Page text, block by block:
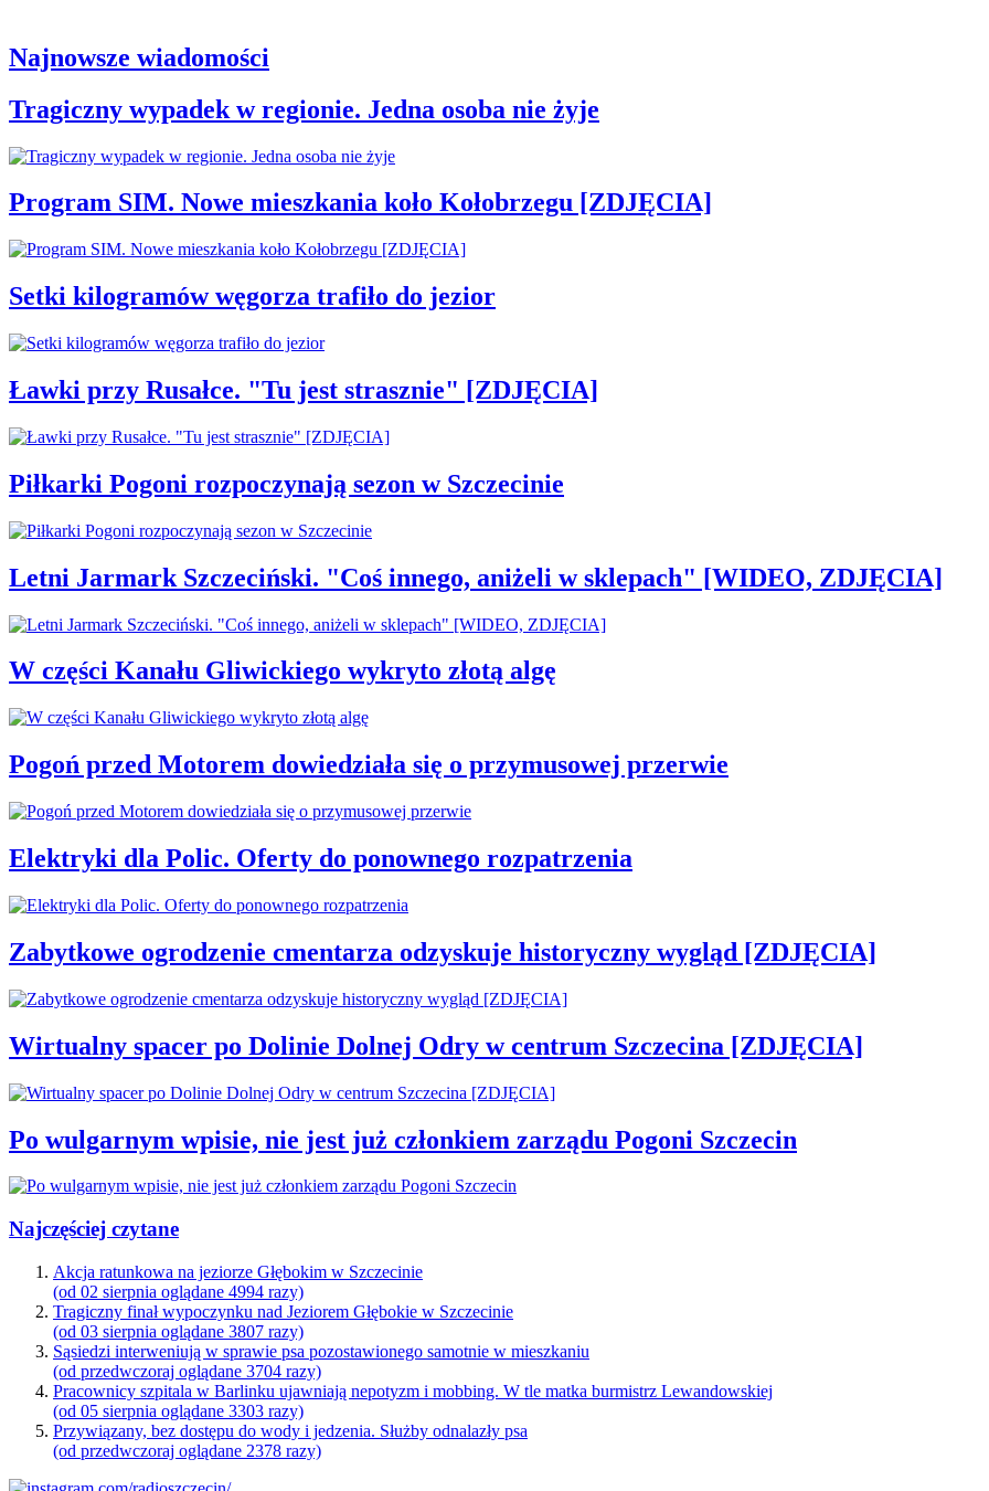
Najnowsze wiadomości
Tragiczny wypadek w regionie. Jedna osoba nie żyje
Program SIM. Nowe mieszkania koło Kołobrzegu [ZDJĘCIA]
Setki kilogramów węgorza trafiło do jezior
Ławki przy Rusałce. "Tu jest strasznie" [ZDJĘCIA]
Piłkarki Pogoni rozpoczynają sezon w Szczecinie
Letni Jarmark Szczeciński. "Coś innego, aniżeli w sklepach" [WIDEO, ZDJĘCIA]
W części Kanału Gliwickiego wykryto złotą algę
Pogoń przed Motorem dowiedziała się o przymusowej przerwie
Elektryki dla Polic. Oferty do ponownego rozpatrzenia
Zabytkowe ogrodzenie cmentarza odzyskuje historyczny wygląd [ZDJĘCIA]
Wirtualny spacer po Dolinie Dolnej Odry w centrum Szczecina [ZDJĘCIA]
Po wulgarnym wpisie, nie jest już członkiem zarządu Pogoni Szczecin
Najczęściej czytane
Akcja ratunkowa na jeziorze Głębokim w Szczecinie
(od 02 sierpnia oglądane 4994 razy)
Tragiczny finał wypoczynku nad Jeziorem Głębokie w Szczecinie
(od 03 sierpnia oglądane 3807 razy)
Sąsiedzi interweniują w sprawie psa pozostawionego samotnie w mieszkaniu
(od przedwczoraj oglądane 3704 razy)
Pracownicy szpitala w Barlinku ujawniają nepotyzm i mobbing. W tle matka burmistrz Lewandowskiej
(od 05 sierpnia oglądane 3303 razy)
Przywiązany, bez dostępu do wody i jedzenia. Służby odnalazły psa
(od przedwczoraj oglądane 2378 razy)